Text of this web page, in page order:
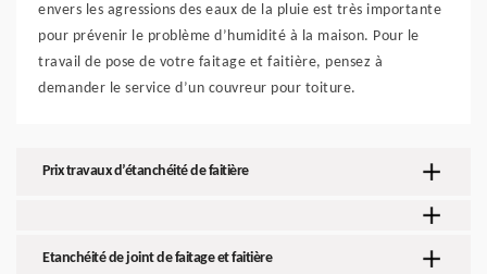
envers les agressions des eaux de la pluie est très importante
pour prévenir le problème d’humidité à la maison. Pour le
travail de pose de votre faitage et faitière, pensez à
demander le service d’un couvreur pour toiture.
Prix travaux d’étanchéité de faitière
Etanchéité de joint de faitage et faitière